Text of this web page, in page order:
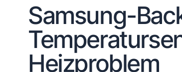
Samsung-
Heizproblem